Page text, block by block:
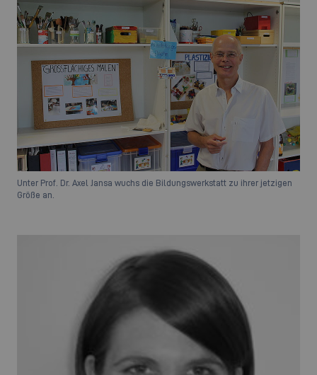
Unter Prof. Dr. Axel Jansa wuchs die Bildungswerkstatt zu ihrer jetzigen
Größe an.